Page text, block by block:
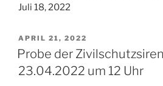
Juli 18, 2022
VERÖFFENTLICHT
AM
APRIL 21, 2022
Probe der
23.04.2022 um 12 Uhr